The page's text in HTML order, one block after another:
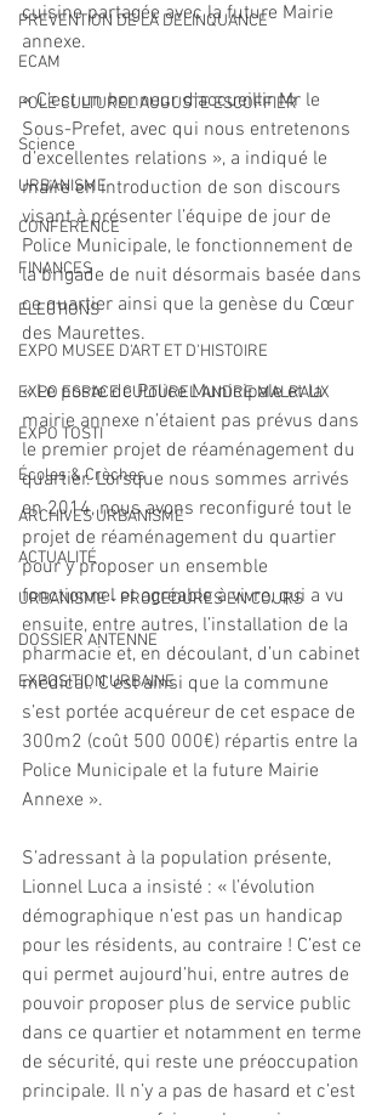
PREVENTION DE LA DELINQUANCE
ECAM
POLE CULTUREL AUGUSTE ESCOFFIER
Science
URBANISME
CONFERENCE
FINANCES
ELECTIONS
EXPO MUSEE D'ART ET D'HISTOIRE
EXPO ESPACE CULTUREL ANDRE MALRAUX
EXPO TOSTI
Écoles & Crèches
ARCHIVES URBANISME
ACTUALITÉ
URBANISME - PROCEDURES EN COURS
DOSSIER ANTENNE
EXPOSITION URBAINE
cuisine partagée avec la future Mairie
annexe.
« C’est un honneur d’accueillir Mr le
Sous-Prefet, avec qui nous entretenons
d’excellentes relations », a indiqué le
maire en introduction de son discours
visant à présenter l’équipe de jour de
Police Municipale, le fonctionnement de
la brigade de nuit désormais basée dans
ce quartier ainsi que la genèse du Cœur
des Maurettes.
« Le poste de Police Municipale et la
mairie annexe n’étaient pas prévus dans
le premier projet de réaménagement du
quartier. Lorsque nous sommes arrivés
en 2014, nous avons reconfiguré tout le
projet de réaménagement du quartier
pour y proposer un ensemble
fonctionnel et agréable à vivre, qui a vu
ensuite, entre autres, l’installation de la
pharmacie et, en découlant, d’un cabinet
médical. C’est ainsi que la commune
s’est portée acquéreur de cet espace de
300m2 (coût 500 000€) répartis entre la
Police Municipale et la future Mairie
Annexe ».
S’adressant à la population présente,
Lionnel Luca a insisté : « l’évolution
démographique n’est pas un handicap
pour les résidents, au contraire ! C’est ce
qui permet aujourd’hui, entre autres de
pouvoir proposer plus de service public
dans ce quartier et notamment en terme
de sécurité, qui reste une préoccupation
principale. Il n’y a pas de hasard et c’est